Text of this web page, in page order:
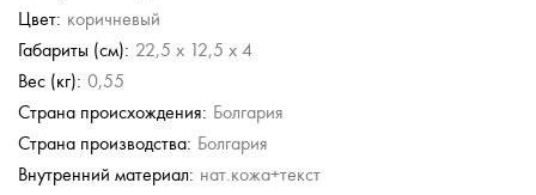
Цвет: коричневый
Габариты (см): 22,5 x 12,5 x 4
Вес (кг): 0,55
Страна происхождения: Болгария
Страна производства: Болгария
Внутренний материал: нат.кожа+текст